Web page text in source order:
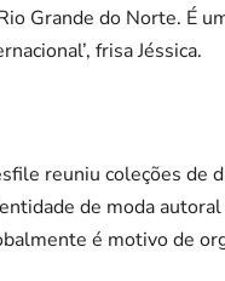
Grande do Norte. É
frisa Jéssica.
reuniu coleções de
de moda
é motivo de